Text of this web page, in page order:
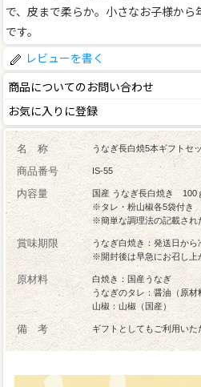
で、皮まで柔らか。小さなお子様か
です。
レビューを書く
商品についてのお問い合わせ
お気に入りに登録
名 称 うなぎ長白焼5本ギフトセ
商品番号 IS-55
内容量
国産 うなぎ長白焼き 100
※タレ・粉山椒各5袋付き
※簡単な調理法の記載され
賞味期限
うなぎ白焼き：発送日から
※開封後は早急にお召し上
原材料
白焼き：国産うなぎ
うなぎのタレ：醤油（原
山椒：山椒（国産）
備 考 ギフトとしてもご利用いた